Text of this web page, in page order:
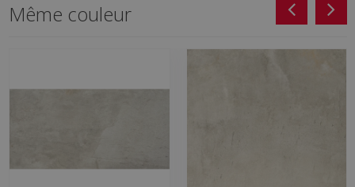
Même couleur